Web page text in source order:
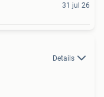
31 jul 26
Details